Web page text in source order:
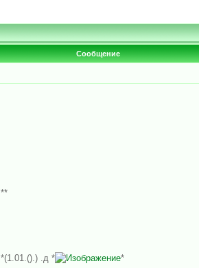
Сообщение
**
*(1.01.().) .д *
*